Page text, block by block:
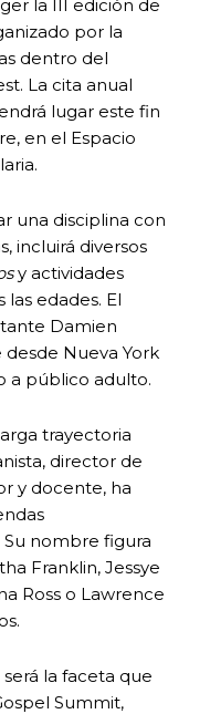
la III edición de
por la
dentro del
La cita anual
lugar este fin
en el Espacio
una disciplina con
incluirá diversos
y actividades
las edades. El
Damien
desde Nueva York
a público adulto.
trayectoria
director de
y docente, ha
nombre figura
Franklin, Jessye
Ross o Lawrence
la faceta que
Summit,